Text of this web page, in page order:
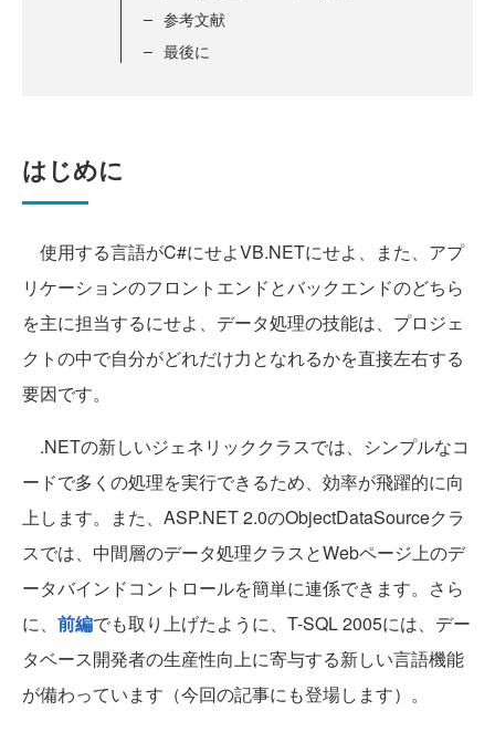
参考文献
最後に
はじめに
使用する言語がC#にせよVB.NETにせよ、また、アプ
リケーションのフロントエンドとバックエンドのどちら
を主に担当するにせよ、データ処理の技能は、プロジェ
クトの中で自分がどれだけ力となれるかを直接左右する
要因です。
.NETの新しいジェネリッククラスでは、シンプルなコ
ードで多くの処理を実行できるため、効率が飛躍的に向
上します。また、ASP.NET 2.0のObjectDataSourceクラ
スでは、中間層のデータ処理クラスとWebページ上のデ
ータバインドコントロールを簡単に連係できます。さら
に、 前編でも取り上げたように、T-SQL 2005には、デー
タベース開発者の生産性向上に寄与する新しい言語機能
が備わっています（今回の記事にも登場します）。